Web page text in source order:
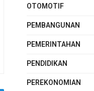
OTOMOTIF
PEMBANGUNAN
PEMERINTAHAN
PENDIDIKAN
PEREKONOMIAN